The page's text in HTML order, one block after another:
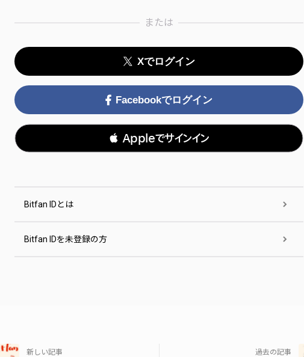
または
Xでログイン
Facebookでログイン
 Appleでサインイン
Bitfan IDとは
Bitfan IDを未登録の方
新しい記事 過去の記事